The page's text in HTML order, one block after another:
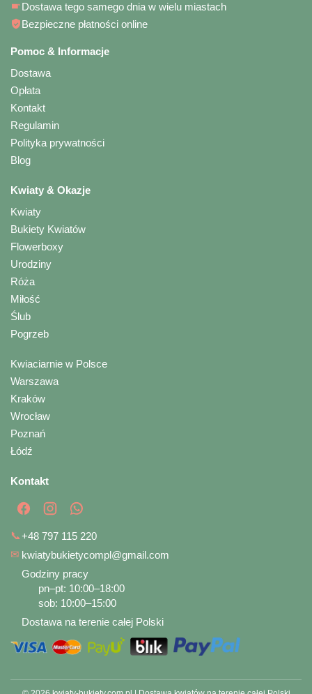
Dostawa tego samego dnia w wielu miastach
Bezpieczne płatności online
Pomoc & Informacje
Dostawa
Opłata
Kontakt
Regulamin
Polityka prywatności
Blog
Kwiaty & Okazje
Kwiaty
Bukiety Kwiatów
Flowerboxy
Urodziny
Róża
Miłość
Ślub
Pogrzeb
Kwiaciarnie w Polsce
Warszawa
Kraków
Wrocław
Poznań
Łódź
Kontakt
📞+48 797 115 220
✉ kwiatybukietycompl@gmail.com
Godziny pracy
pn–pt: 10:00–18:00
sob: 10:00–15:00
Dostawa na terenie całej Polski